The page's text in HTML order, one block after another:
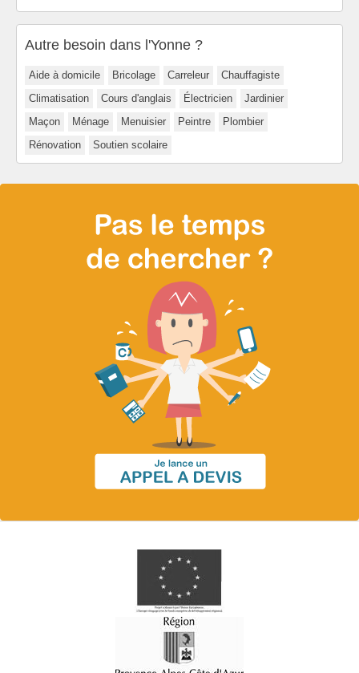
Autre besoin dans l'Yonne ?
Aide à domicile Bricolage Carreleur
Chauffagiste
Climatisation
Cours d'anglais Électricien
Jardinier
Maçon
Ménage Menuisier Peintre
Plombier
Rénovation
Soutien scolaire